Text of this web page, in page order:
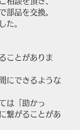
部品を交換。
た。
ことがありま
にできるような
は「助かっ
繋がることがあ